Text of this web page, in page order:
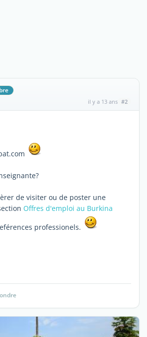
il y a 13 ans #2
de visiter ou de poster une
Offres d'emploi au Burkina
professionels.